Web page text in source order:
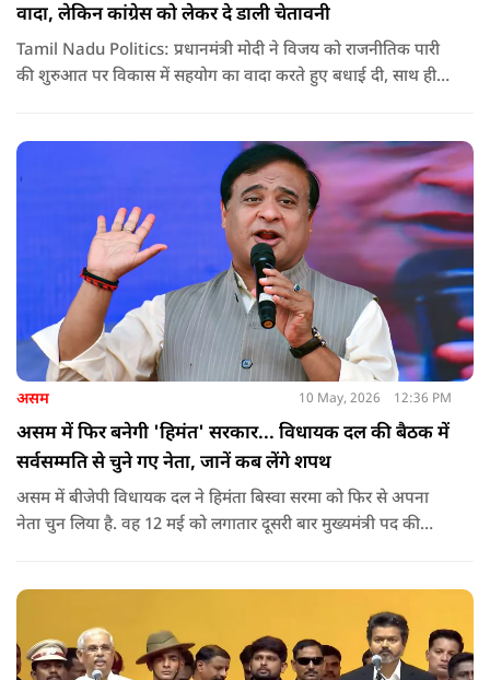
वादा, लेकिन कांग्रेस को लेकर दे डाली चेतावनी
Tamil Nadu Politics: प्रधानमंत्री मोदी ने विजय को राजनीतिक पारी
की शुरुआत पर विकास में सहयोग का वादा करते हुए बधाई दी, साथ ही
असम 10 May, 2026 12:36 PM
असम में फिर बनेगी 'हिमंत' सरकार... विधायक दल की बैठक में
सर्वसम्मति से चुने गए नेता, जानें कब लेंगे शपथ
असम में बीजेपी विधायक दल ने हिमंता बिस्वा सरमा को फिर से अपना
नेता चुन लिया है. वह 12 मई को लगातार दूसरी बार मुख्यमंत्री पद की